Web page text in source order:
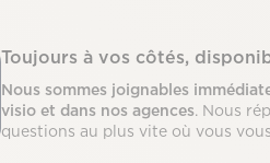
Toujours à vos côtés,
Nous sommes joignables
visio et dans nos agences. Nous
questions au plus vite où vous